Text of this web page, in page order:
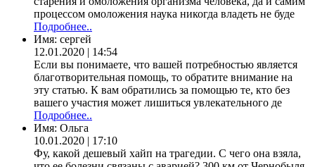
процессом омоложения наука никогда владеть не буде
Подробнее..
Имя: сергей
12.01.2020 | 14:54
Если вы понимаете, что вашей потребностью является
благотворительная помощь, то обратите внимание на
эту статью. К вам обратились за помощью те, кто без
вашего участия может лишиться увлекательного де
Подробнее..
Имя: Ольга
10.01.2020 | 17:10
Фу, какой дешевый хайп на трагедии. С чего она взяла,